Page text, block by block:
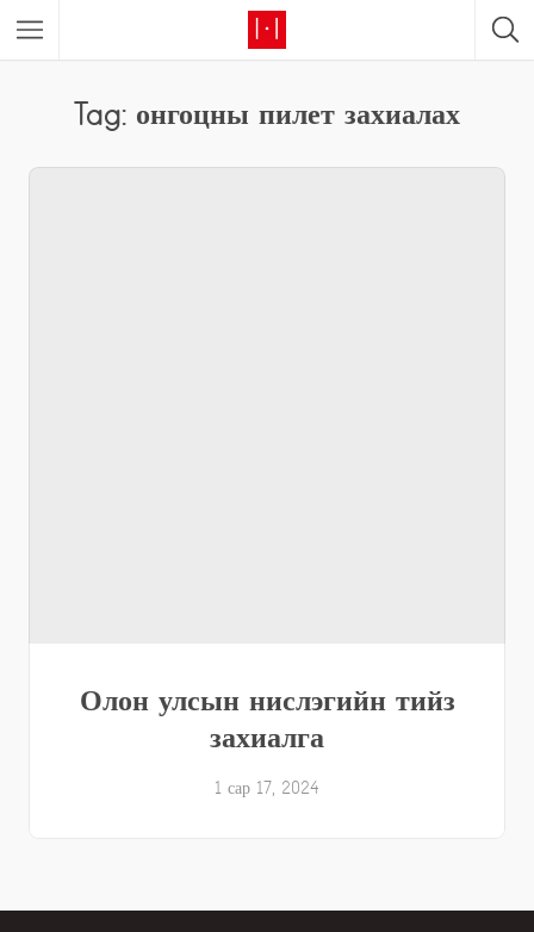
Tag: онгоцны пилет захиалах
Олон улсын нислэгийн тийз
захиалга
1 сар 17, 2024